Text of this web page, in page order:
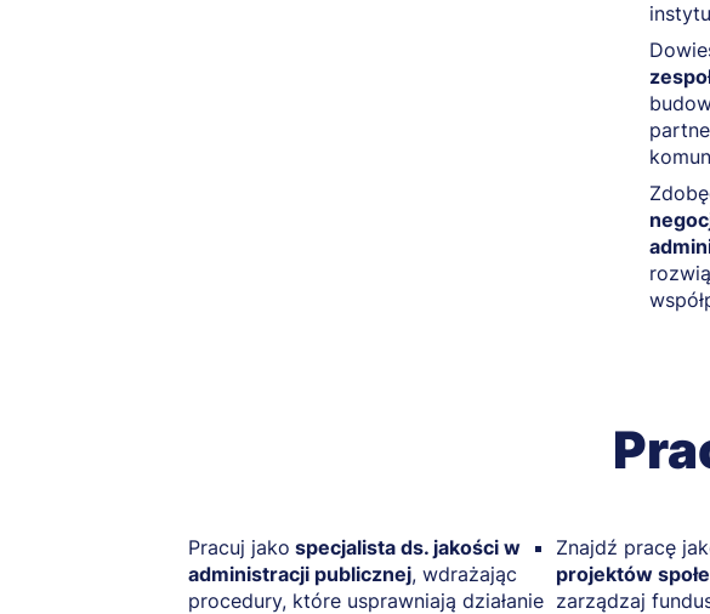
Pracuj jako specjalista ds. jakości w
administracji publicznej, wdrażając
procedury, które usprawniają działanie
Znajdź pracę
projektów
zarządzaj